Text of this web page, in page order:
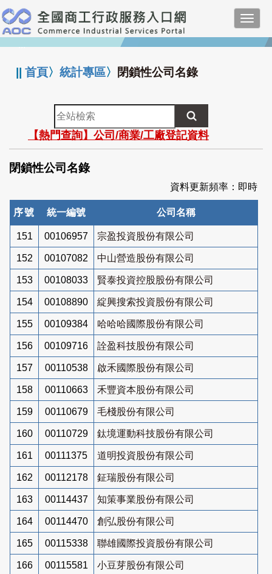
跳
到
主
要
:::
||首頁〉統計專區〉 閉鎖性公司名錄
全
站
檢
索
【熱門查詢】公司/商業/工廠登記資料
閉鎖性公司名錄
資料更新頻率：即時
序號 統一編號 公司名稱
151 00106957 宗盈投資股份有限公司
152 00107082 中山營造股份有限公司
153 00108033 賢泰投資控股股份有限公司
154 00108890 綻興搜索投資股份有限公司
155 00109384 哈哈哈國際股份有限公司
156 00109716 詮盈科技股份有限公司
157 00110538 啟禾國際股份有限公司
158 00110663 禾豐資本股份有限公司
159 00110679 毛棧股份有限公司
160 00110729 鈦境運動科技股份有限公司
161 00111375 道明投資股份有限公司
162 00112178 鉦瑞股份有限公司
163 00114437 知策事業股份有限公司
164 00114470 創弘股份有限公司
165 00115338 聯雄國際投資股份有限公司
166 00115581 小豆芽股份有限公司